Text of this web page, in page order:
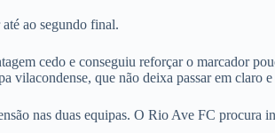
ao segundo final.
cedo e conseguiu reforçar o marcador
vilacondense, que não deixa passar em claro
nas duas equipas. O Rio Ave FC